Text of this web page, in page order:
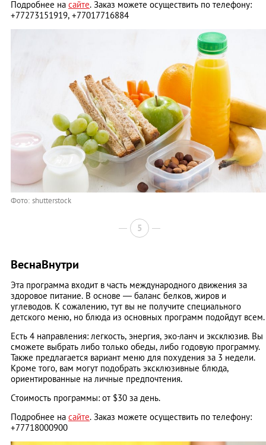
Подробнее на сайте. Заказ можете осуществить по телефону:
+77273151919, +77017716884
Фото: shutterstock
5
ВеснаВнутри
Эта программа входит в часть международного движения за
здоровое питание. В основе — баланс белков, жиров и
углеводов. К сожалению, тут вы не получите специального
детского меню, но блюда из основных программ подойдут всем.
Есть 4 направления: легкость, энергия, эко-ланч и эксклюзив. Вы
сможете выбрать либо только обеды, либо годовую программу.
Также предлагается вариант меню для похудения за 3 недели.
Кроме того, вам могут подобрать эксклюзивные блюда,
ориентированные на личные предпочтения.
Стоимость программы: от $30 за день.
Подробнее на сайте. Заказ можете осуществить по телефону:
+77718000900